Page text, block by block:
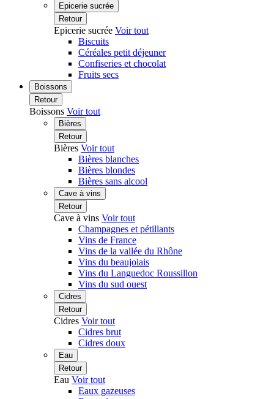
Epicerie sucrée
Retour
Epicerie sucrée Voir tout
Biscuits
Céréales petit déjeuner
Confiseries et chocolat
Fruits secs
Boissons
Retour
Boissons Voir tout
Bières
Retour
Bières Voir tout
Bières blanches
Bières blondes
Bières sans alcool
Cave à vins
Retour
Cave à vins Voir tout
Champagnes et pétillants
Vins de France
Vins de la vallée du Rhône
Vins du beaujolais
Vins du Languedoc Roussillon
Vins du sud ouest
Cidres
Retour
Cidres Voir tout
Cidres brut
Cidres doux
Eau
Retour
Eau Voir tout
Eaux gazeuses